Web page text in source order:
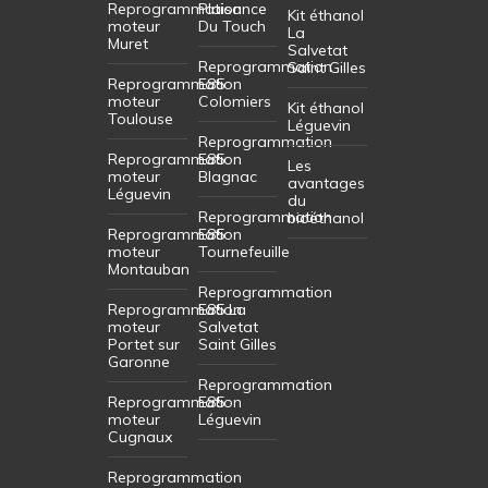
Reprogrammation
moteur
Muret
Reprogrammation
moteur
Toulouse
Reprogrammation
moteur
Léguevin
Reprogrammation
moteur
Montauban
Reprogrammation
moteur
Portet sur
Garonne
Reprogrammation
moteur
Cugnaux
Reprogrammation
Plaisance
Du Touch
Reprogrammation
E85
Colomiers
Reprogrammation
E85
Blagnac
Reprogrammation
E85
Tournefeuille
Reprogrammation
E85 La
Salvetat
Saint Gilles
Reprogrammation
E85
Léguevin
Kit éthanol
La
Salvetat
Saint Gilles
Kit éthanol
Léguevin
Les
avantages
du
bioéthanol